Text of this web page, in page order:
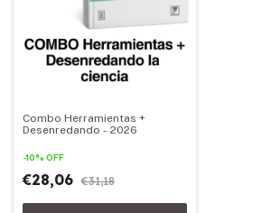
Combo Herramientas +
Desenredando - 2026
-10% OFF
€28,06 €31,18